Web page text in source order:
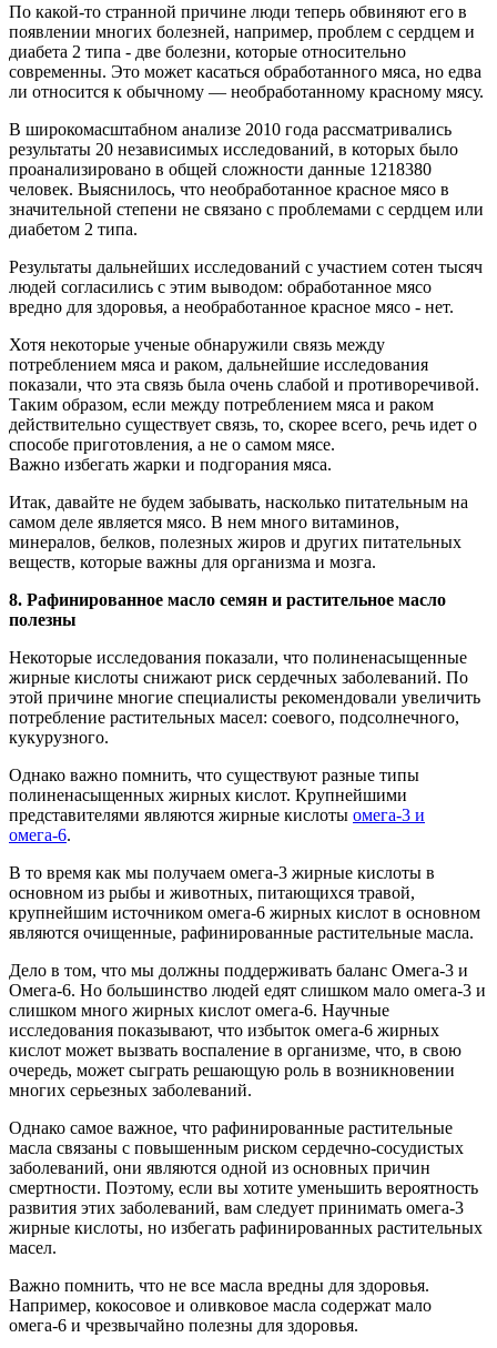
По какой-то странной причине люди теперь обвиняют его в
появлении многих болезней, например, проблем с сердцем и
диабета 2 типа - две болезни, которые относительно
современны. Это может касаться обработанного мяса, но едва
ли относится к обычному — необработанному красному мясу.
В широкомасштабном анализе 2010 года рассматривались
результаты 20 независимых исследований, в которых было
проанализировано в общей сложности данные 1218380
человек. Выяснилось, что необработанное красное мясо в
значительной степени не связано с проблемами с сердцем или
диабетом 2 типа.
Результаты дальнейших исследований с участием сотен тысяч
людей согласились с этим выводом: обработанное мясо
вредно для здоровья, а необработанное красное мясо - нет.
Хотя некоторые ученые обнаружили связь между
потреблением мяса и раком, дальнейшие исследования
показали, что эта связь была очень слабой и противоречивой.
Таким образом, если между потреблением мяса и раком
действительно существует связь, то, скорее всего, речь идет о
способе приготовления, а не о самом мясе.
Важно избегать жарки и подгорания мяса.
Итак, давайте не будем забывать, насколько питательным на
самом деле является мясо. В нем много витаминов,
минералов, белков, полезных жиров и других питательных
веществ, которые важны для организма и мозга.
8. Рафинированное масло семян и растительное масло
полезны
Некоторые исследования показали, что полиненасыщенные
жирные кислоты снижают риск сердечных заболеваний. По
этой причине многие специалисты рекомендовали увеличить
потребление растительных масел: соевого, подсолнечного,
кукурузного.
Однако важно помнить, что существуют разные типы
полиненасыщенных жирных кислот. Крупнейшими
представителями являются жирные кислоты омега-3 и
омега-6.
В то время как мы получаем омега-3 жирные кислоты в
основном из рыбы и животных, питающихся травой,
крупнейшим источником омега-6 жирных кислот в основном
являются очищенные, рафинированные растительные масла.
Дело в том, что мы должны поддерживать баланс Омега-3 и
Омега-6. Но большинство людей едят слишком мало омега-3 и
слишком много жирных кислот омега-6. Научные
исследования показывают, что избыток омега-6 жирных
кислот может вызвать воспаление в организме, что, в свою
очередь, может сыграть решающую роль в возникновении
многих серьезных заболеваний.
Однако самое важное, что рафинированные растительные
масла связаны с повышенным риском сердечно-сосудистых
заболеваний, они являются одной из основных причин
смертности. Поэтому, если вы хотите уменьшить вероятность
развития этих заболеваний, вам следует принимать омега-3
жирные кислоты, но избегать рафинированных растительных
масел.
Важно помнить, что не все масла вредны для здоровья.
Например, кокосовое и оливковое масла содержат мало
омега-6 и чрезвычайно полезны для здоровья.